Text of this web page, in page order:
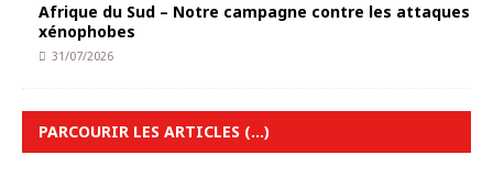
Afrique du Sud – Notre campagne contre les attaques
xénophobes
31/07/2026
PARCOURIR LES ARTICLES (…)